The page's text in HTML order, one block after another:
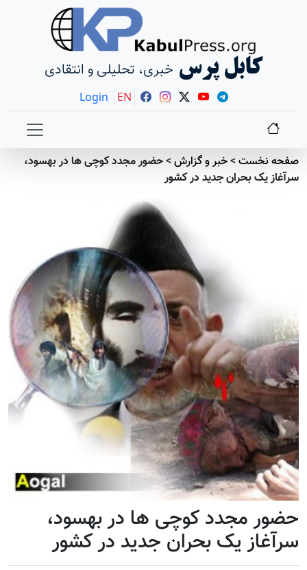
کابل پرس خبری، تحلیلی و انتقادی
Login EN
صفحه نخست>خبر و گزارش>حضور مجدد کوچی ها در بهسود،
سرآغاز یک بحران جدید در کشور
حضور مجدد کوچی ها در بهسود،
سرآغاز یک بحران جدید در کشور